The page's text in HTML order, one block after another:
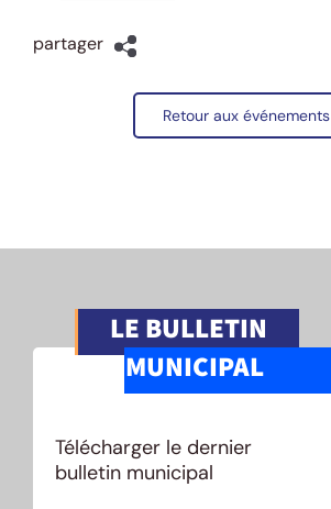
partager
Retour aux événements
LE BULLETIN
MUNICIPAL
Télécharger le dernier
bulletin municipal